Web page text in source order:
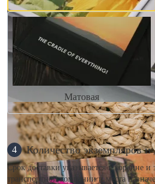
Матовая
4 Количество экземпляров и
Срок доставки указывается в корзине
транспортной компании и места